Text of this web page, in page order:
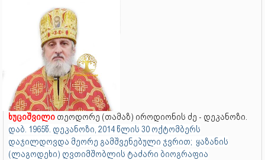
ხუციშვილი თეოდორე (თამაზ) იროდიონის ძე - დეკანოზი.
დაბ. 1965წ. დეკანოზი, 2014 წლის 30 ოქტომბერს
დაჯილდოვდა მეორე გამშვენებული ჯვრით; ყაზანის
(ლაგოდეხი) ღვთიმშობლის ტაძარი ბიოგრაფია